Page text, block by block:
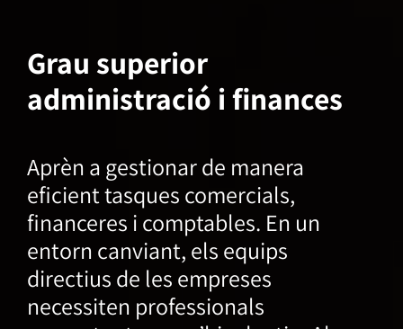
Grau superior
administració i finances
Aprèn a gestionar de manera
eficient tasques comercials,
financeres i comptables. En un
entorn canviant, els equips
directius de les empreses
necessiten professionals